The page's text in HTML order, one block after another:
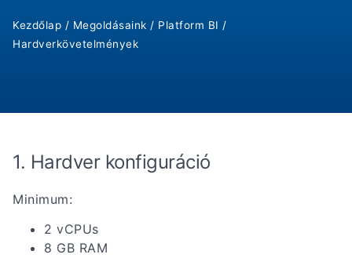
Kezdőlap / Megoldásaink / Platform BI /
Hardverkövetelmények
1. Hardver konfiguráció
Minimum:
2 vCPUs
8 GB RAM